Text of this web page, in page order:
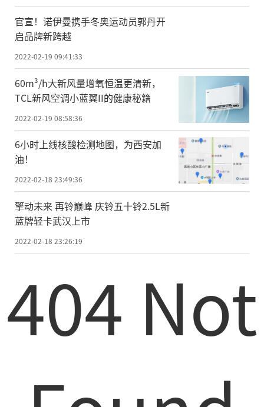
官宣！诺伊曼携手冬奥运动员郭丹开
启品牌新跨越
2022-02-19 09:41:33
60m³/h大新风量增氧恒温更清新，
TCL新风空调小蓝翼II的健康秘籍
2022-02-19 08:58:36
6小时上线核酸检测地图，为西安加
油！
2022-02-18 23:49:36
擎动未来 再铃巅峰 庆铃五十铃2.5L新
蓝牌轻卡武汉上市
2022-02-18 23:26:19
404 Not